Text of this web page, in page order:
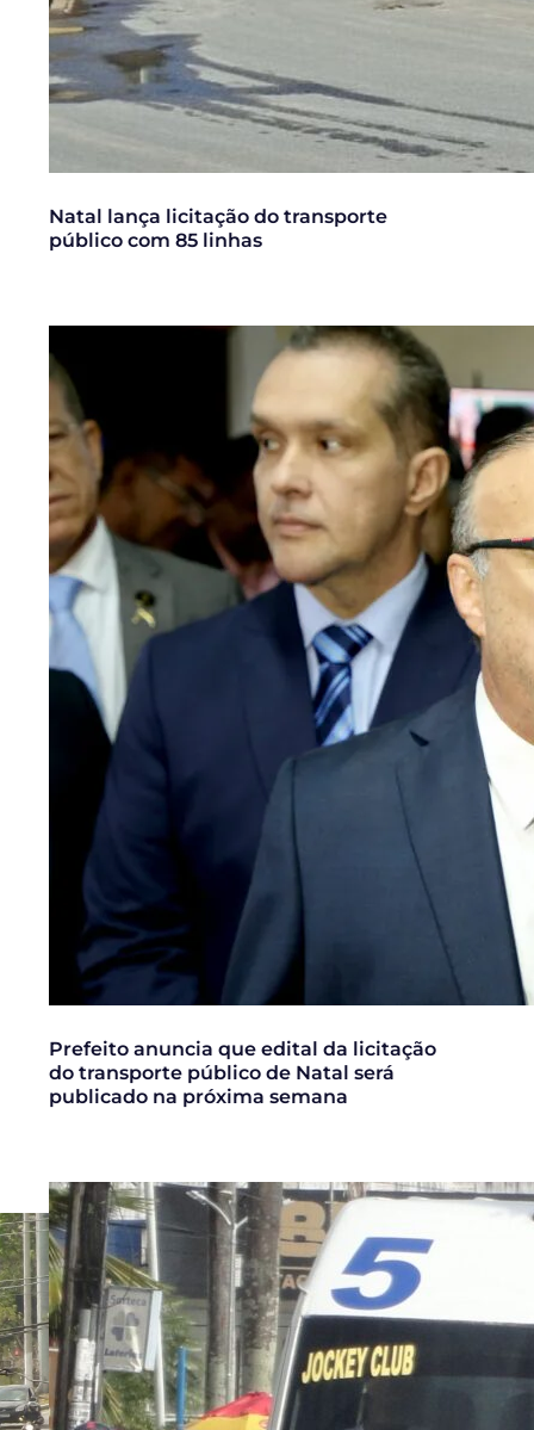
Natal lança licitação do transporte
público com 85 linhas
Prefeito anuncia que edital da licitação
do transporte público de Natal será
publicado na próxima semana